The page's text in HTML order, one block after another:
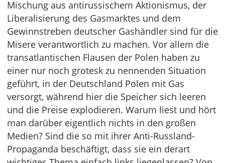
Mischung aus antirussischem Aktionismus, der
Liberalisierung des Gasmarktes und dem
Gewinnstreben deutscher Gashändler sind für die
Misere verantwortlich zu machen. Vor allem die
transatlantischen Flausen der Polen haben zu
einer nur noch grotesk zu nennenden Situation
geführt, in der Deutschland Polen mit Gas
versorgt, während hier die Speicher sich leeren
und die Preise explodieren. Warum liest und hört
man darüber eigentlich nichts in den großen
Medien? Sind die so mit ihrer Anti-Russland-
Propaganda beschäftigt, dass sie ein derart